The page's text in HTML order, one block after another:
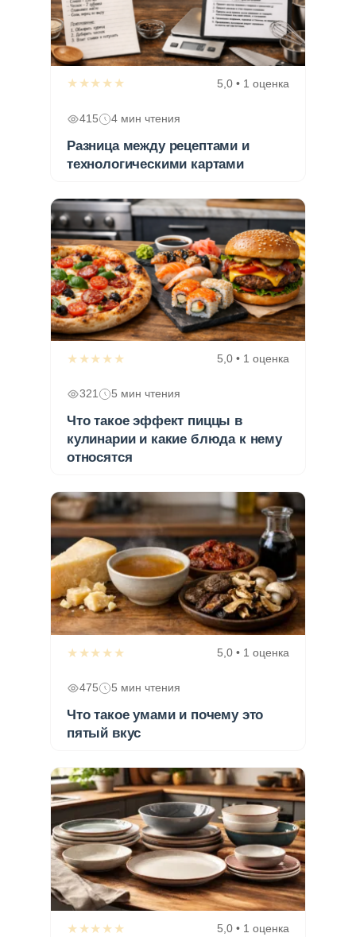
★★★★★ 5,0 • 1 оценка
415 4 мин чтения
Разница между рецептами и
технологическими картами
★★★★★ 5,0 • 1 оценка
321 5 мин чтения
Что такое эффект пиццы в
кулинарии и какие блюда к нему
относятся
★★★★★ 5,0 • 1 оценка
475 5 мин чтения
Что такое умами и почему это
пятый вкус
★★★★★ 5,0 • 1 оценка